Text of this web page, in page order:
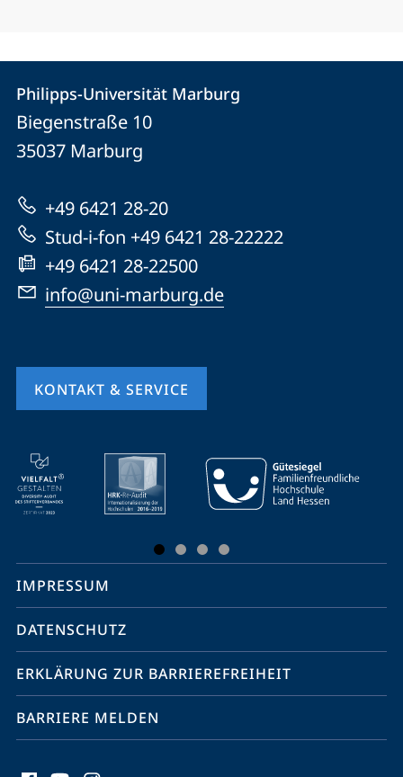
Kontakt
und
Informationen
zur
Website
Kontaktinformationen
Philipps-
Universität
Philipps-Universität Marburg
Biegenstraße 10
35037 Marburg
+49 6421 28-20
Stud-i-fon +49 6421 28-22222
+49 6421 28-22500
info@uni-marburg.de
KONTAKT & SERVICE
Mobile-
Service-
Navigation
Social
Media
Kontakte
IMPRESSUM
DATENSCHUTZ
ERKLÄRUNG ZUR BARRIEREFREIHEIT
BARRIERE MELDEN